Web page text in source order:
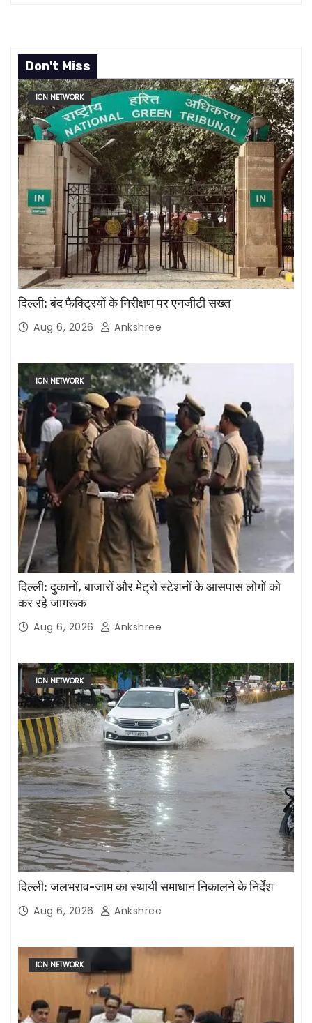
Don't Miss
ICN NETWORK
दिल्ली: बंद फैक्ट्रियों के निरीक्षण पर एनजीटी सख्त
Aug 6, 2026 Ankshree
ICN NETWORK
दिल्ली: दुकानों, बाजारों और मेट्रो स्टेशनों के आसपास लोगों को
कर रहे जागरूक
Aug 6, 2026 Ankshree
ICN NETWORK
दिल्ली: जलभराव-जाम का स्थायी समाधान निकालने के निर्देश
Aug 6, 2026 Ankshree
ICN NETWORK